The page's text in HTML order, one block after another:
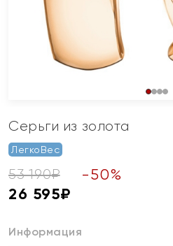
Серьги из золота
ЛегкоВес
53 190₽ -50%
26 595₽
Информация